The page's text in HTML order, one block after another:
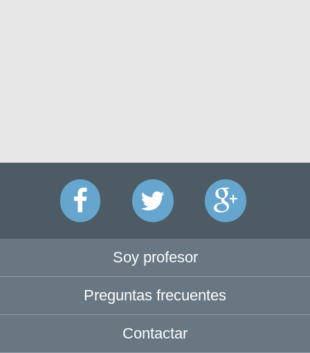
Soy profesor
Preguntas frecuentes
Contactar